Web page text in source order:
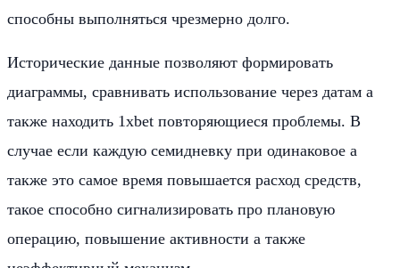
способны выполняться чрезмерно долго.
Исторические данные позволяют формировать
диаграммы, сравнивать использование через датам а
также находить 1xbet повторяющиеся проблемы. В
случае если каждую семидневку при одинаковое а
также это самое время повышается расход средств,
такое способно сигнализировать про плановую
операцию, повышение активности а также